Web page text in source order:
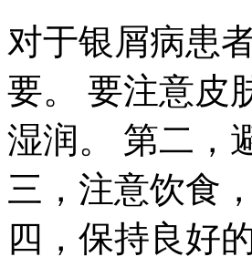
对于银屑病患
要。 要注意皮
湿润。 第二，
三，注意饮食
四，保持良好